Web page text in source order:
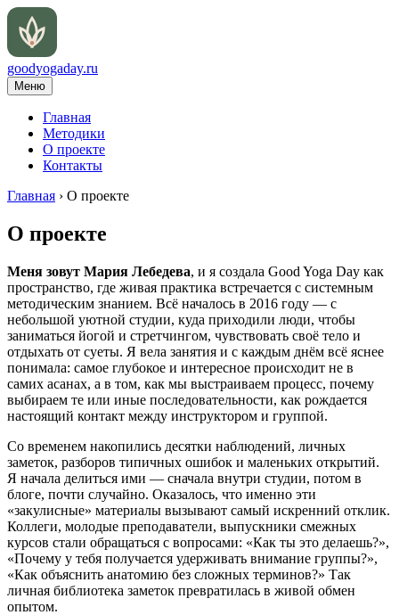
goodyogaday.ru
Меню
Главная
Методики
О проекте
Контакты
Главная › О проекте
О проекте
Меня зовут Мария Лебедева, и я создала Good Yoga Day как
пространство, где живая практика встречается с системным
методическим знанием. Всё началось в 2016 году — с
небольшой уютной студии, куда приходили люди, чтобы
заниматься йогой и стретчингом, чувствовать своё тело и
отдыхать от суеты. Я вела занятия и с каждым днём всё яснее
понимала: самое глубокое и интересное происходит не в
самих асанах, а в том, как мы выстраиваем процесс, почему
выбираем те или иные последовательности, как рождается
настоящий контакт между инструктором и группой.
Со временем накопились десятки наблюдений, личных
заметок, разборов типичных ошибок и маленьких открытий.
Я начала делиться ими — сначала внутри студии, потом в
блоге, почти случайно. Оказалось, что именно эти
«закулисные» материалы вызывают самый искренний отклик.
Коллеги, молодые преподаватели, выпускники смежных
курсов стали обращаться с вопросами: «Как ты это делаешь?»,
«Почему у тебя получается удерживать внимание группы?»,
«Как объяснить анатомию без сложных терминов?» Так
личная библиотека заметок превратилась в живой обмен
опытом.